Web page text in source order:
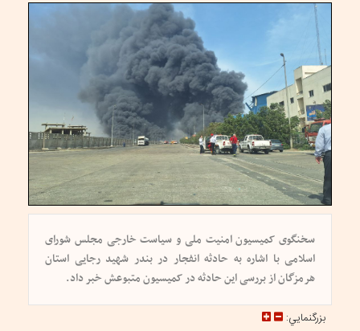
سخنگوی کمیسیون امنیت ملی و سیاست خارجی مجلس شورای
اسلامی با اشاره به حادثه انفجار در بندر شهید رجایی استان
هرمزگان از بررسی این حادثه در کمیسیون متبوعش خبر داد.
بزرگنمايي: